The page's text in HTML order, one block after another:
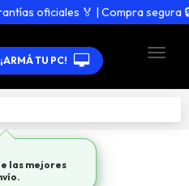
oficiales 🏅 | Compra segura 🔒
¡ARMÁ TU PC!
las mejores